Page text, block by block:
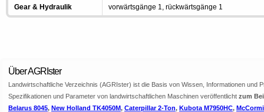
Gear & Hydraulik vorwärtsgänge 1, rückwärtsgänge 1
Über AGRIster
Landwirtschaftliche Verzeichnis (AGRIster) ist die Basis von Wissen, Informationen
Spezifikationen und Parameter von landwirtschaftlichen Maschinen veröffentlicht zum
Belarus 8045, New Holland TK4050M, Caterpillar 2-Ton, Kubota M7950HC,